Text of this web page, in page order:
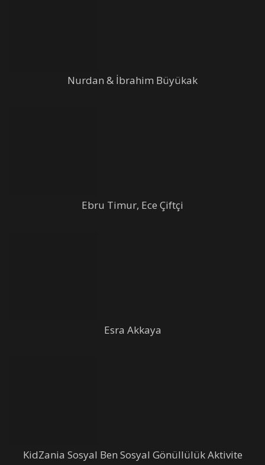
Nurdan & İbrahim Büyükak
Ebru Timur, Ece Çiftçi
Esra Akkaya
KidZania Sosyal Ben Sosyal Gönüllülük Aktivite